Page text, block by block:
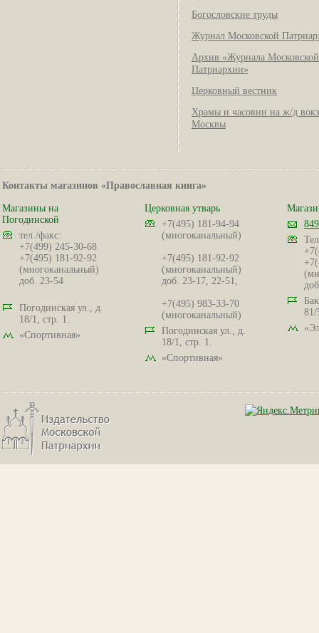
Богословские труды
Журнал Московской
Архив «Журнала Московской
Патриархии»
Церковный вестник
Храмы и часовни на ж/д
Москвы
Контакты магазинов «Православная книга»
Магазины на
Погодинской
тел./факс:
+7(499) 245-30-68
+7(495) 181-92-92
(многоканальный)
доб. 23-54
Погодинская ул., д.
18/1, стр. 1.
«Спортивная»
Церковная утварь
+7(495) 181-94-94
(многоканальный)
+7(495) 181-92-92
(многоканальный)
доб. 23-17, 22-51,
+7(495) 983-33-70
(многоканальный)
Погодинская ул., д.
18/1, стр. 1.
«Спортивная»
81/